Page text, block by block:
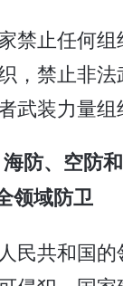
止任何组
，禁止非法
武装力量组
防、空防
领域防卫
民共和国的